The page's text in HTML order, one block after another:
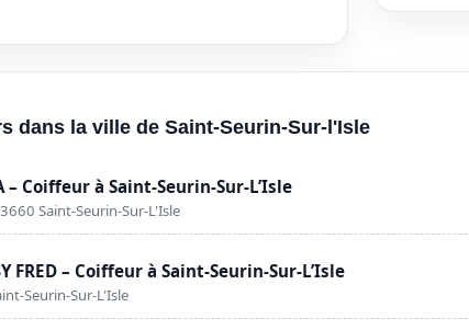
dans la ville de Saint-Seurin-Sur-l'Isle
– Coiffeur à Saint-Seurin-Sur-L’Isle
Saint-Seurin-Sur-L'Isle
FRED – Coiffeur à Saint-Seurin-Sur-L’Isle
Seurin-Sur-L'Isle